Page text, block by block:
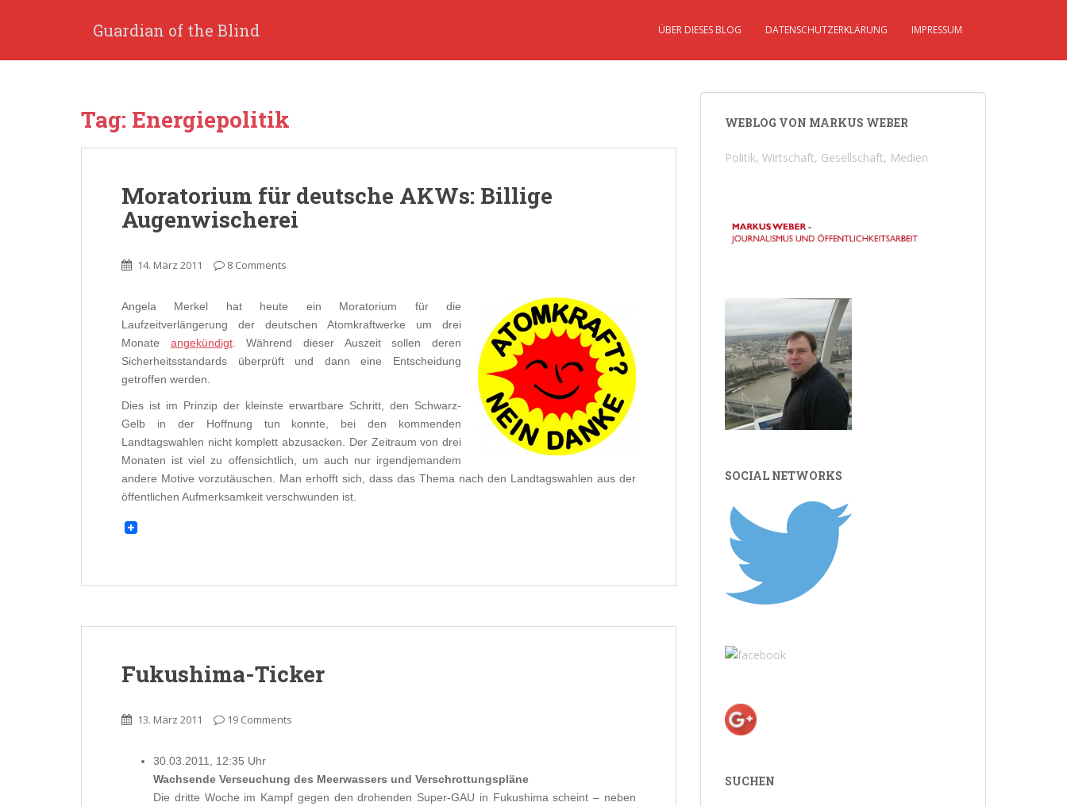
p
Guardian of the Blind ÜBER DIESES BLOG DATENSCHUTZERKLÄRUNG IMPRESSUM
Tag: Energiepolitik
Moratorium für deutsche AKWs: Billige
Augenwischerei
14. März 2011 8 Comments
Angela Merkel hat heute ein Moratorium für die
Laufzeitverlängerung der deutschen Atomkraftwerke um drei
Monate angekündigt. Während dieser Auszeit sollen deren
Sicherheitsstandards überprüft und dann eine Entscheidung
getroffen werden.
Dies ist im Prinzip der kleinste erwartbare Schritt, den Schwarz-
Gelb in der Hoffnung tun konnte, bei den kommenden
Landtagswahlen nicht komplett abzusacken. Der Zeitraum von drei
Monaten ist viel zu offensichtlich, um auch nur irgendjemandem
andere Motive vorzutäuschen. Man erhofft sich, dass das Thema nach den Landtagswahlen aus der
öffentlichen Aufmerksamkeit verschwunden ist.
Fukushima-Ticker
13. März 2011 19 Comments
30.03.2011, 12:35 Uhr
Wachsende Verseuchung des Meerwassers und Verschrottungspläne
Die dritte Woche im Kampf gegen den drohenden Super-GAU in Fukushima scheint – neben
WEBLOG VON MARKUS WEBER
Politik, Wirtschaft, Gesellschaft, Medien
SOCIAL NETWORKS
SUCHEN